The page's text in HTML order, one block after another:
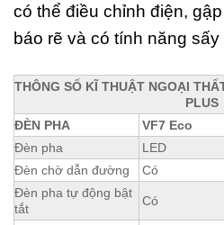
có thể điều chỉnh điện,
báo rẽ và có tính năng
THÔNG SỐ KĨ THUẬT NGOẠI
PLUS
ĐÈN PHA
VF7 Eco
Đèn pha
LED
Đèn chờ dẫn đường
Có
Đèn pha tự động bật
tắt
Có